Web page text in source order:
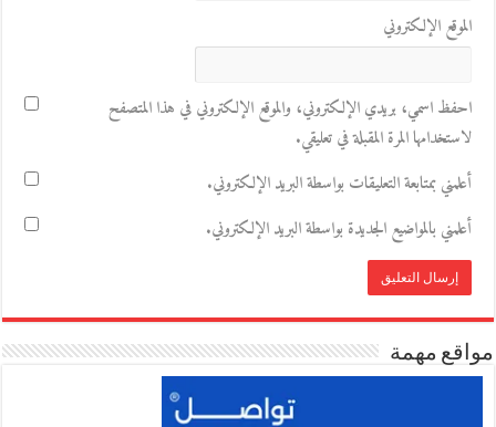
الموقع الإلكتروني
احفظ اسمي، بريدي الإلكتروني، والموقع الإلكتروني في هذا المتصفح
لاستخدامها المرة المقبلة في تعليقي.
أعلمني بمتابعة التعليقات بواسطة البريد الإلكتروني.
أعلمني بالمواضيع الجديدة بواسطة البريد الإلكتروني.
مواقع مهمة